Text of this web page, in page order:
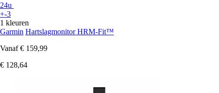
24u
+-3
1 kleuren
Garmin Hartslagmonitor HRM-Fit™
Vanaf € 159,99
€ 128,64